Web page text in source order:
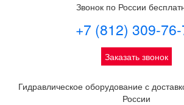
Звонок по России
+7 (812) 309-
Заказать звонок
Гидравлическое оборудование с
России